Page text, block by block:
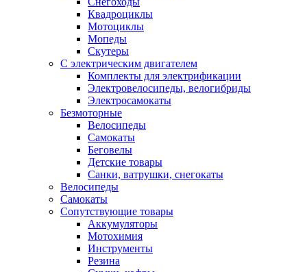
Квадроциклы
Мотоциклы
Мопеды
Скутеры
С электрическим двигателем
Комплекты для электрификации
Электровелосипеды, велогибриды
Электросамокаты
Безмоторные
Велосипеды
Самокаты
Беговелы
Детские товары
Санки, ватрушки, снегокаты
Велосипеды
Самокаты
Сопутствующие товары
Аккумуляторы
Мотохимия
Инструменты
Резина